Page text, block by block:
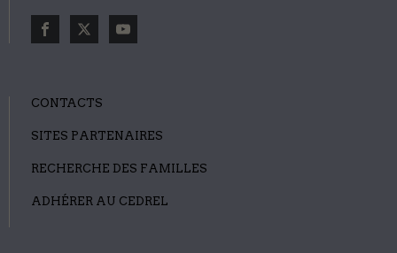
CONTACTS
SITES PARTENAIRES
RECHERCHE DES FAMILLES
ADHÉRER AU CEDREL